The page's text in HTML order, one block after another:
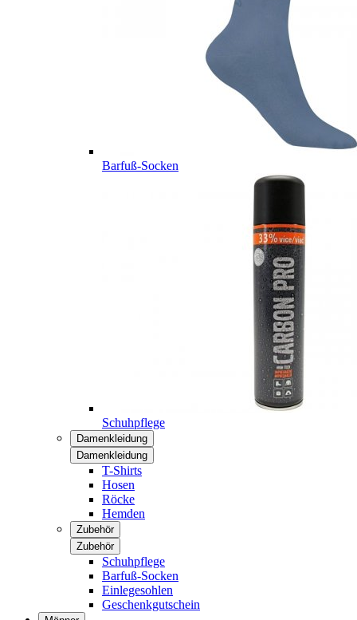
Barfuß-Socken
Schuhpflege
Damenkleidung
Damenkleidung
T-Shirts
Hosen
Röcke
Hemden
Zubehör
Zubehör
Schuhpflege
Barfuß-Socken
Einlegesohlen
Geschenkgutschein